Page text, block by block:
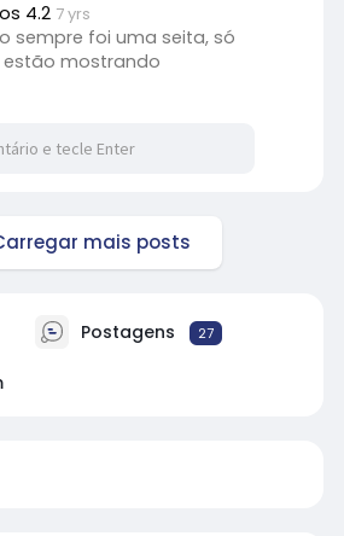
4.2 7 yrs
sempre foi uma seita, só
estão mostrando
mais posts
Postagens 27